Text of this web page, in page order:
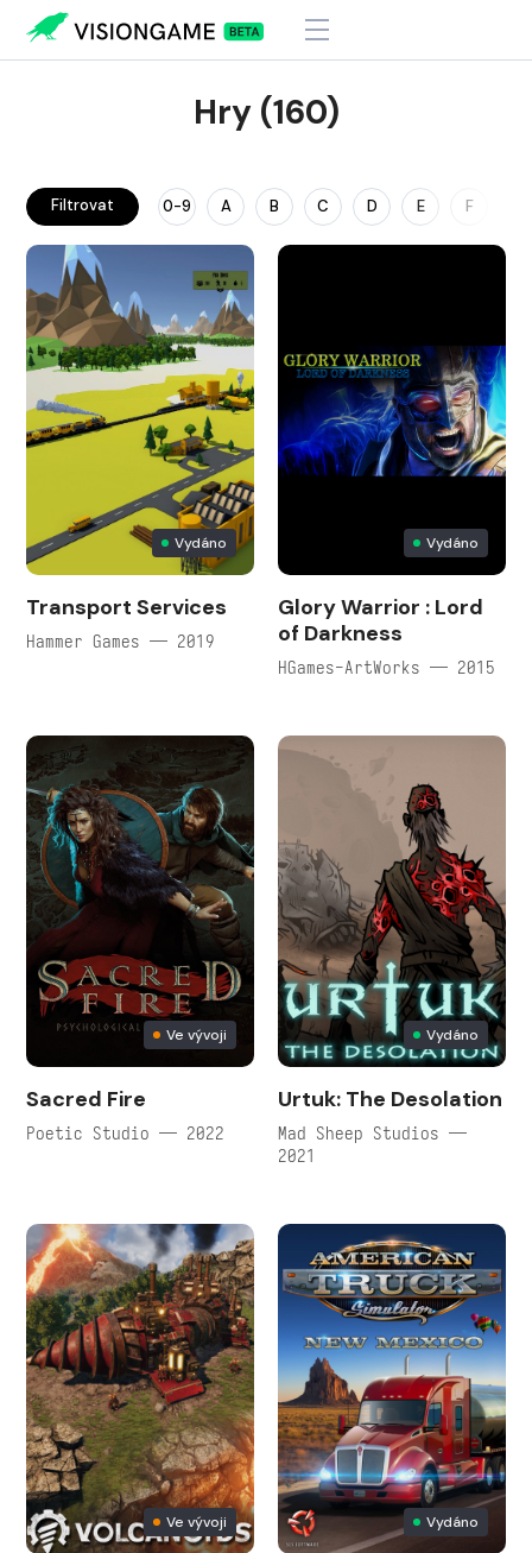
Hry (160)
Filtrovat 0-9 A B C D E F
Vydáno
Transport Services
Hammer Games — 2019
Vydáno
Glory Warrior : Lord
of Darkness
HGames-ArtWorks — 2015
Ve vývoji
Sacred Fire
Poetic Studio — 2022
Vydáno
Urtuk: The Desolation
Mad Sheep Studios —
2021
Ve vývoji Vydáno